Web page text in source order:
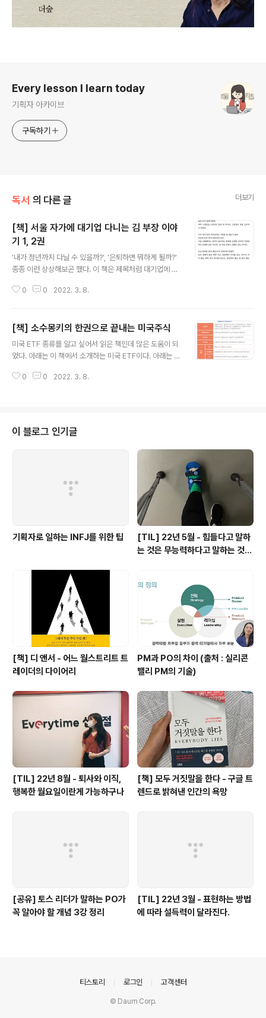
Every lesson I learn today
기획자 아카이브
구독하기
독서 의 다른 글 더보기
[책] 서울 자가에 대기업 다니는 김 부장 이야
기 1, 2권
'내가 정년까지 다닐 수 있을까?', '은퇴하면 뭐하게 될까?'
종종 이런 상상해보곤 했다. 이 책은 제목처럼 대기업에 다
았다. 정말 현실 가까운 곳에 있을 법한 등장인물 덕분에 가
낌이다. [11번가] 서울 자가에 대기업 다니는 김 부장 이야
기 1 /김 부장 편 (양장) 카테고리: 성공스토리, 가격 : 13,5
00원 www.11st.co.kr 밑줄 문장 모음 1. 외부에서 찾아
계, 가방, 정장, 넥타이, 구두 그 외에 다른 것들은 모두 껍데
0 0 2022. 3. 8.
[책] 소수몽키의 한권으로 끝내는 미국주식
미국 ETF 종류를 알고 싶어서 읽은 책인데 많은 도움이 되
었다. 아래는 이 책에서 소개하는 미국 ETF이다. 아래는 헷
수익을 얻으면 세금을 내야 한다면서요? A. 원천징수 후 입
소득세’다. 배당소득세는 주식을 팔지 않더라도 배당금이
계좌로 입금되기만 하면 무조건 내야 하는 세금으로, 애초
에 계좌에 입금되기 전 15%가 원천징수 되므로 따로 신경
었다면, 15%인 15달러를 차감하고, 85달러만 계좌로 들
0 0 2022. 3. 8.
이 블로그 인기글
기획자로 일하는 INFJ를 위한 팁
[TIL] 22년 5월 - 힘들다고 말하
는 것은 무능력하다고 말하는 것과
[책] 디 앤서 - 어느 월스트리트 트
레이더의 다이어리
PM과 PO의 차이 (출처 : 실리콘
밸리 PM의 기술)
[TIL] 22년 8월 - 퇴사와 이직,
행복한 월요일이란게 가능하구나
[책] 모두 거짓말을 한다 - 구글 트
렌드로 밝혀낸 인간의 욕망
[공유] 토스 리더가 말하는 PO가
꼭 알아야 할 개념 3강 정리
[TIL] 22년 3월 - 표현하는 방법
에 따라 설득력이 달라진다.
티스토리 로그인 고객센터
© Daum Corp.